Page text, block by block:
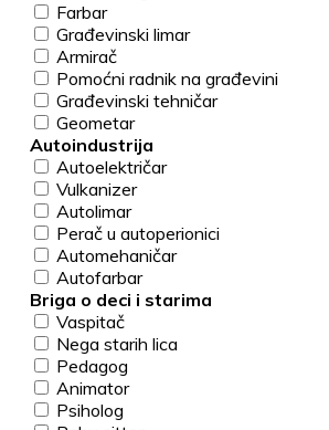
Farbar
Građevinski limar
Armirač
Pomoćni radnik na građevini
Građevinski tehničar
Geometar
Autoindustrija
Autoelektričar
Vulkanizer
Autolimar
Perač u autoperionici
Automehaničar
Autofarbar
Briga o deci i starima
Vaspitač
Nega starih lica
Pedagog
Animator
Psiholog